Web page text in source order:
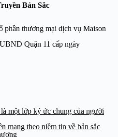
Bản Sắc
phần thương mại dịch vụ Maison
Quận 11 cấp ngày
một lớp ký ức chung của người
mang theo niềm tin về bản sắc